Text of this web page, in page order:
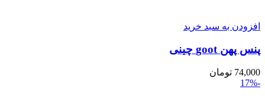
افزودن به سبد خرید
پنس پهن goot چینی
74,000 تومان
-17%